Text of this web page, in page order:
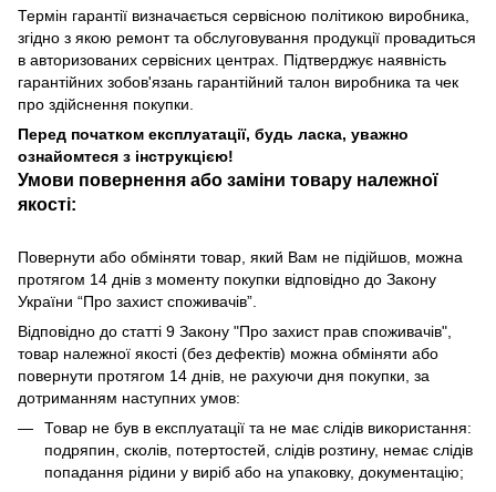
Термін гарантії визначається сервісною політикою виробника,
згідно з якою ремонт та обслуговування продукції провадиться
в авторизованих сервісних центрах. Підтверджує наявність
гарантійних зобов'язань гарантійний талон виробника та чек
про здійснення покупки.
Перед початком експлуатації, будь ласка, уважно
ознайомтеся з інструкцією!
Умови повернення або заміни товару належної
якості:
Повернути або обміняти товар, який Вам не підійшов, можна
протягом 14 днів з моменту покупки відповідно до Закону
України “Про захист споживачів”.
Відповідно до статті 9 Закону "Про захист прав споживачів",
товар належної якості (без дефектів) можна обміняти або
повернути протягом 14 днів, не рахуючи дня покупки, за
дотриманням наступних умов:
Товар не був в експлуатації та не має слідів використання:
подряпин, сколів, потертостей, слідів розтину, немає слідів
попадання рідини у виріб або на упаковку, документацію;